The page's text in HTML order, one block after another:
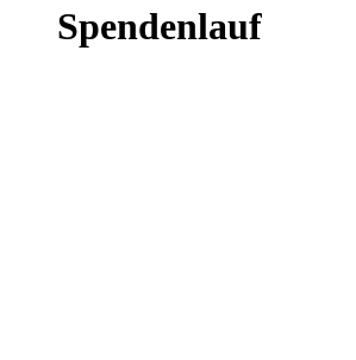
Spendenlauf